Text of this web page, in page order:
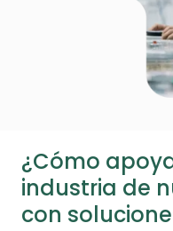
¿Cómo
industria de
con